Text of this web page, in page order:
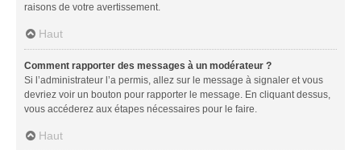
raisons de votre avertissement.
Haut
Comment rapporter des messages à un modérateur ?
Si l’administrateur l’a permis, allez sur le message à signaler et vous
devriez voir un bouton pour rapporter le message. En cliquant dessus,
vous accéderez aux étapes nécessaires pour le faire.
Haut